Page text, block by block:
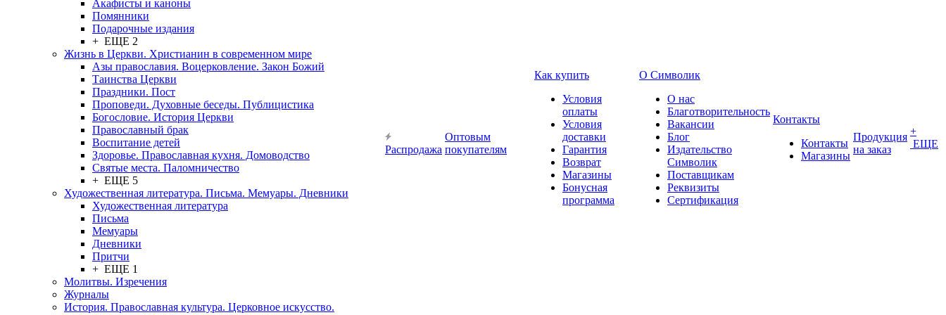
Акафисты и каноны
Помянники
Подарочные издания
+ ЕЩЕ 2
Жизнь в Церкви. Христианин в современном мире
Азы православия. Воцерковление. Закон Божий
Таинства Церкви
Праздники. Пост
Проповеди. Духовные беседы. Публицистика
Богословие. История Церкви
Православный брак
Воспитание детей
Здоровье. Православная кухня. Домоводство
Святые места. Паломничество
+ ЕЩЕ 5
Художественная литература. Письма. Мемуары. Дневники
Художественная литература
Письма
Мемуары
Дневники
Притчи
+ ЕЩЕ 1
Молитвы. Изречения
Журналы
История. Православная культура. Церковное искусство.
Распродажа
Оптовым
покупателям
Как купить
Условия
оплаты
Условия
доставки
Гарантия
Возврат
Магазины
Бонусная
программа
О Символик
О нас
Благотворительность
Вакансии
Блог
Издательство
Символик
Поставщикам
Реквизиты
Сертификация
Контакты
Контакты
Магазины
Продукция
на заказ
+
ЕЩЕ